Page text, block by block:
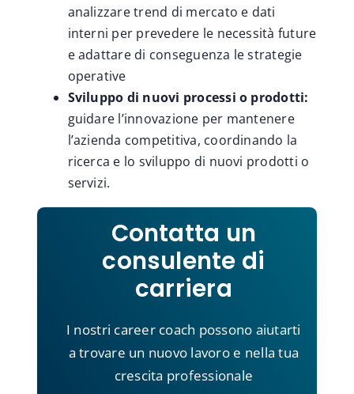
analizzare trend di mercato e dati
interni per prevedere le necessità future
e adattare di conseguenza le strategie
operative
Sviluppo di nuovi processi o prodotti:
guidare l’innovazione per mantenere
l’azienda competitiva, coordinando la
ricerca e lo sviluppo di nuovi prodotti o
servizi.
Contatta un
consulente di
carriera
I nostri career coach possono aiutarti
a trovare un nuovo lavoro e nella tua
crescita professionale